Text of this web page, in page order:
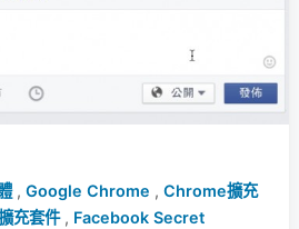
, Google Chrome , Chrome擴充
充套件, Facebook Secret